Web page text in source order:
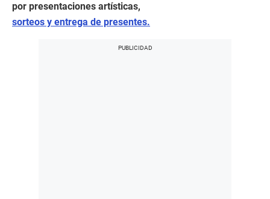
por presentaciones artísticas,
sorteos y entrega de presentes.